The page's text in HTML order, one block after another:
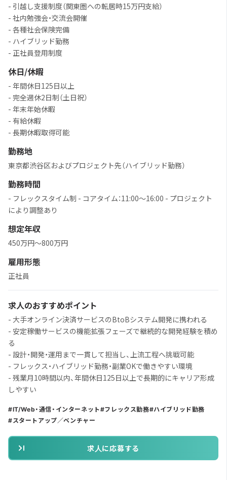
- 引越し支援制度（関東圏への転居時15万円支給）
- 社内勉強会・交流会開催
- 各種社会保険完備
- ハイブリッド勤務
- 正社員登用制度
休日/休暇
- 年間休日125日以上
- 完全週休2日制（土日祝）
- 年末年始休暇
- 有給休暇
- 長期休暇取得可能
勤務地
東京都渋谷区およびプロジェクト先（ハイブリッド勤務）
勤務時間
- フレックスタイム制 - コアタイム：11:00〜16:00 - プロジェクト
により調整あり
想定年収
450万円〜800万円
雇用形態
正社員
求人のおすすめポイント
- 大手オンライン決済サービスのBtoBシステム開発に携われる
- 安定稼働サービスの機能拡張フェーズで継続的な開発経験を積め
る
- 設計・開発・運用まで一貫して担当し、上流工程へ挑戦可能
- フレックス・ハイブリッド勤務・副業OKで働きやすい環境
- 残業月10時間以内、年間休日125日以上で長期的にキャリア形成
しやすい
IT/Web・通信・インターネット フレックス勤務 ハイブリッド勤務
スタートアップ／ベンチャー
求人に応募する